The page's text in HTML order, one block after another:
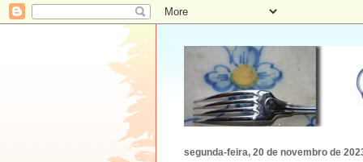
segunda-feira, 20 de novembro de